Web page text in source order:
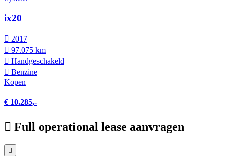
ix20
2017
97.075 km
Hand­geschakeld
Benzine
Kopen
€ 10.285,-
Full operational lease aanvragen